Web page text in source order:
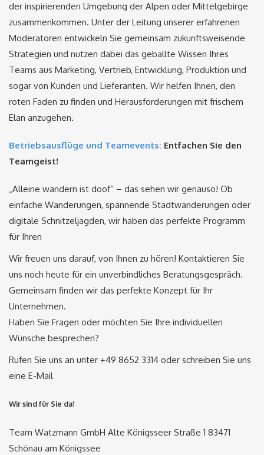
der inspirierenden Umgebung der Alpen oder Mittelgebirge
zusammenkommen. Unter der Leitung unserer erfahrenen
Moderatoren entwickeln Sie gemeinsam zukunftsweisende
Strategien und nutzen dabei das geballte Wissen Ihres
Teams aus Marketing, Vertrieb, Entwicklung, Produktion und
sogar von Kunden und Lieferanten. Wir helfen Ihnen, den
roten Faden zu finden und Herausforderungen mit frischem
Elan anzugehen.
Betriebsausflüge und Teamevents: Entfachen Sie den
Teamgeist!
„Alleine wandern ist doof“ – das sehen wir genauso! Ob
einfache Wanderungen, spannende Stadtwanderungen oder
digitale Schnitzeljagden, wir haben das perfekte Programm
für Ihren
Wir freuen uns darauf, von Ihnen zu hören! Kontaktieren Sie
uns noch heute für ein unverbindliches Beratungsgespräch.
Gemeinsam finden wir das perfekte Konzept für Ihr
Unternehmen.
Haben Sie Fragen oder möchten Sie Ihre individuellen
Wünsche besprechen?
Rufen Sie uns an unter +49 8652 3314 oder schreiben Sie uns
eine E-Mail
Wir sind für Sie da!
Team Watzmann GmbH Alte Königsseer Straße 1 83471
Schönau am Königssee